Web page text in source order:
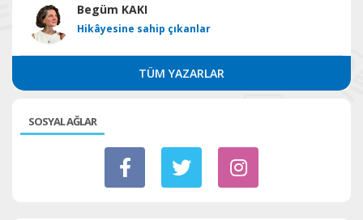
Begüm KAKI
Hikâyesine sahip çıkanlar
TÜM YAZARLAR
SOSYAL AĞLAR